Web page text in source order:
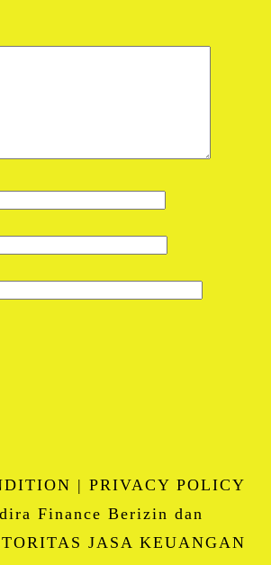
| PRIVACY POLICY
Finance Berizin dan
JASA KEUANGAN